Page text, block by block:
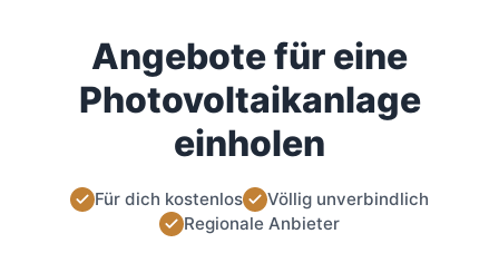
Angebote für eine
Photovoltaikanlage
einholen
Für dich kostenlos
Völlig unverbindlich
Regionale Anbieter